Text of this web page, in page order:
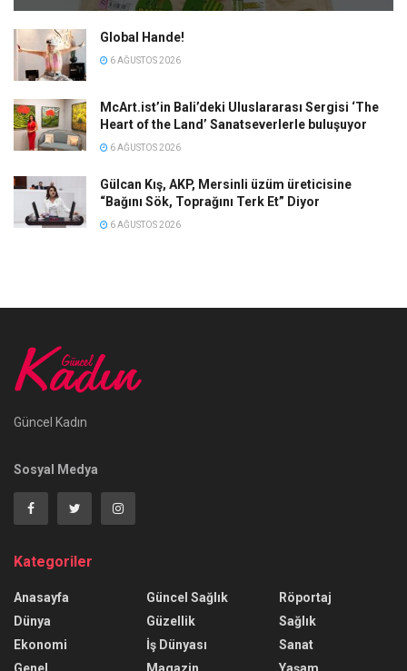
Global Hande!
6 AĞUSTOS 2026
McArt.ist’in Bali’deki Uluslararası Sergisi ‘The
Heart of the Land’ Sanatseverlerle buluşuyor
6 AĞUSTOS 2026
Gülcan Kış, AKP, Mersinli üzüm üreticisine
“Bağını Sök, Toprağını Terk Et” Diyor
6 AĞUSTOS 2026
Güncel Kadın
Sosyal Medya
Kategoriler
Anasayfa
Dünya
Ekonomi
Genel
Güncel Sağlık
Güzellik
İş Dünyası
Magazin
Röportaj
Sağlık
Sanat
Yaşam